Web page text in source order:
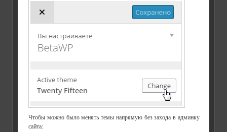
Чтобы можно было менять темы напрямую без захода в админку
сайта: